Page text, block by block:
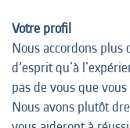
Votre profil
Nous accordons plus
d’esprit qu'à
pas de vous que
Nous avons plutôt